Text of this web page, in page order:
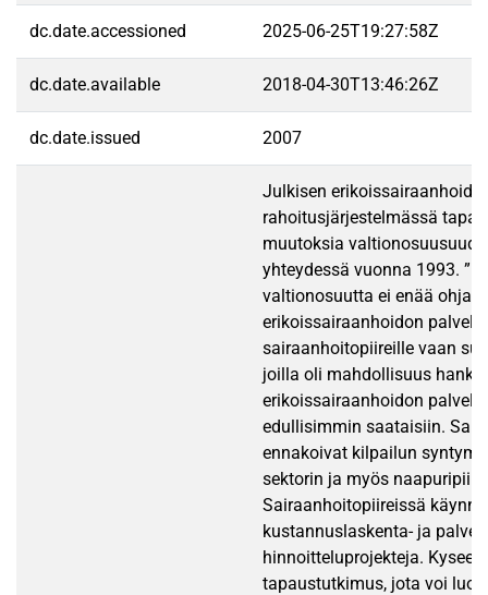
dc.date.accessioned 2025-06-25T19:27:58Z
dc.date.available 2018-04-30T13:46:26Z
dc.date.issued 2007
Julkisen
rahoitusjärjestelmässä
muutoksia
yhteydessä vuonna 1993.
valtionosuutta ei enää
erikoissairaanhoidon
sairaanhoitopiireille vaan
joilla oli mahdollisuus
erikoissairaanhoidon
edullisimmin saataisiin.
ennakoivat kilpailun
sektorin ja myös
Sairaanhoitopiireissä
kustannuslaskenta- ja
hinnoitteluprojekteja.
tapaustutkimus, jota voi